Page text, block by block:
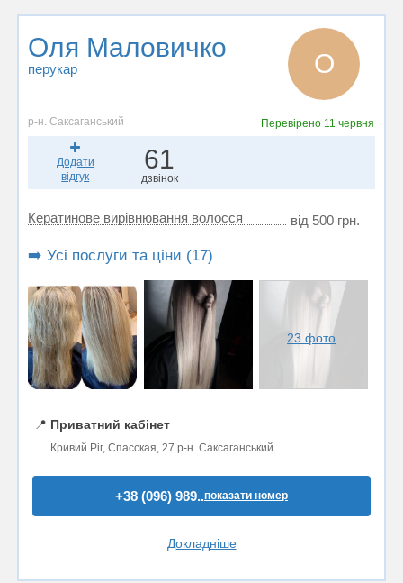
Оля Маловичко
перукар О
р-н. Саксаганський Перевірено 11 червня
Додати
відгук
61
дзвінок
Кератинове вирівнювання волосся від 500 грн.
➡️ Усі послуги та ціни (17)
23 фото
📍 Приватний кабінет
Кривий Ріг, Спасская, 27 р-н. Саксаганський
+38 (096) 989..показати номер
Докладніше